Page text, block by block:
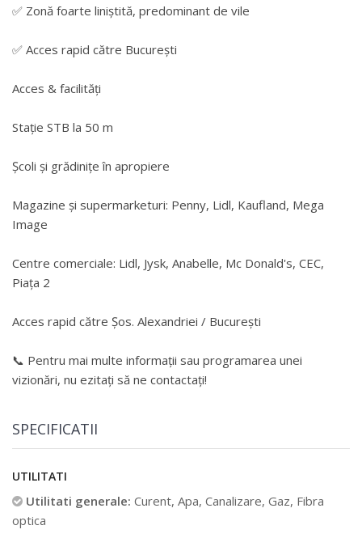
✅ Zonă foarte liniștită, predominant de vile
✅ Acces rapid către București
Acces & facilități
Stație STB la 50 m
Școli și grădinițe în apropiere
Magazine și supermarketuri: Penny, Lidl, Kaufland, Mega
Image
Centre comerciale: Lidl, Jysk, Anabelle, Mc Donald's, CEC,
Piața 2
Acces rapid către Șos. Alexandriei / București
📞 Pentru mai multe informații sau programarea unei
vizionări, nu ezitați să ne contactați!
SPECIFICATII
UTILITATI
Utilitati generale: Curent, Apa, Canalizare, Gaz, Fibra
optica